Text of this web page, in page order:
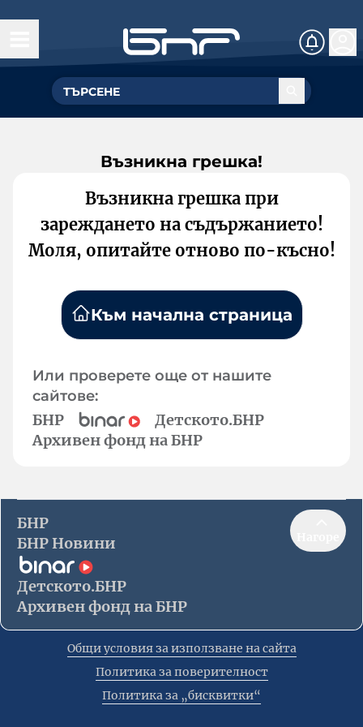
Възникна грешка!
Възникна грешка при
зареждането на съдържанието!
Моля, опитайте отново по-късно!
Към начална страница
Или проверете още от нашите
сайтове:
БНР
Детското.БНР
Архивен фонд на БНР
БНР
БНР Новини
Детското.БНР
Архивен фонд на БНР
Общи условия за използване на сайта
Политика за поверителност
Политика за „бисквитки“